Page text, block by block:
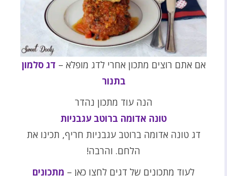
אם אתם רוצים מתכון אחרי לדג מופלא – דג סלמון
בתנור
הנה עוד מתכון נהדר
טונה אדומה ברוטב עגבניות
דג טונה אדומה ברוטב עגבניות חריף, תכינו את
הלחם. והרבה!
לעוד מתכונים של דגים לחצו כאן – מתכונים